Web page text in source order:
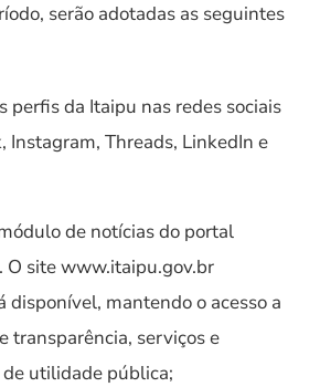
serão adotadas as seguintes
perfis da Itaipu nas redes sociais
Instagram, Threads, LinkedIn e
de notícias do portal
O site www.itaipu.gov.br
disponível, mantendo o acesso a
transparência, serviços e
utilidade pública;